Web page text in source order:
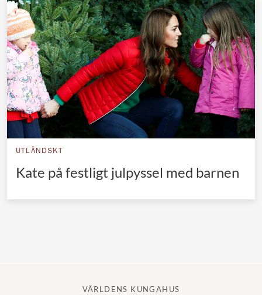
Brittiska kungahuset
Norska kungahuset
Danska kungahuset
Spanska kungahuset
Nederländska kungahuset
Belgiska kungahuset
Jordanska kungahuset
Japanska kejsarhuset
Thailändska kungahuset
REDAKTION
UTLÄNDSKT
Kate på festligt julpyssel med barnen
VÄRLDENS KUNGAHUS